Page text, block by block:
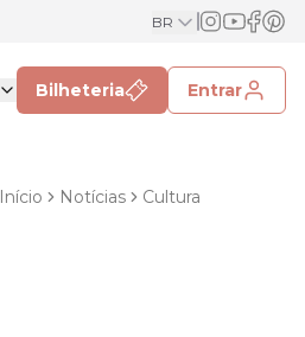
BR
Bilheteria Entrar
Início Notícias Cultura